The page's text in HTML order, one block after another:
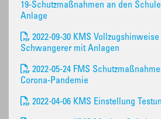
19-Schutzmaßnahmen an den
Anlage
2022-09-30 KMS
Schwangerer mit Anlagen
2022-05-24 FMS
Corona-Pandemie
2022-04-06 KMS Einstellung